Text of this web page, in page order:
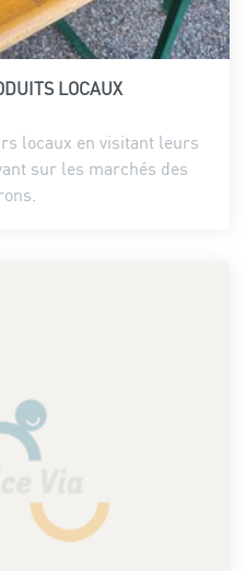
LOCAUX
locaux en visitant leurs
sur les marchés des